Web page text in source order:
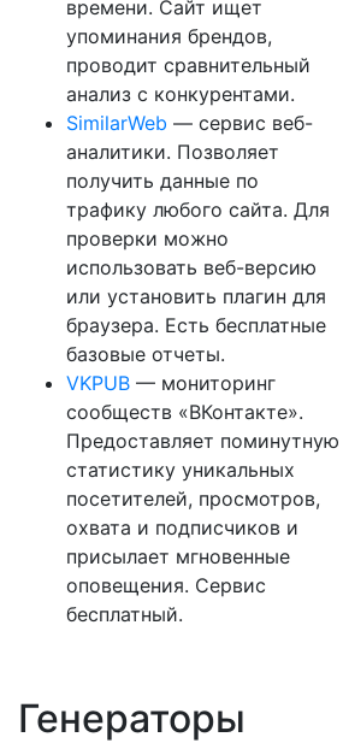
времени. Сайт ищет
упоминания брендов,
проводит сравнительный
анализ с конкурентами.
SimilarWeb — сервис веб-
аналитики. Позволяет
получить данные по
трафику любого сайта. Для
проверки можно
использовать веб-версию
или установить плагин для
браузера. Есть бесплатные
базовые отчеты.
VKPUB — мониторинг
сообществ «ВКонтакте».
Предоставляет поминутную
статистику уникальных
посетителей, просмотров,
охвата и подписчиков и
присылает мгновенные
оповещения. Сервис
бесплатный.
Генераторы